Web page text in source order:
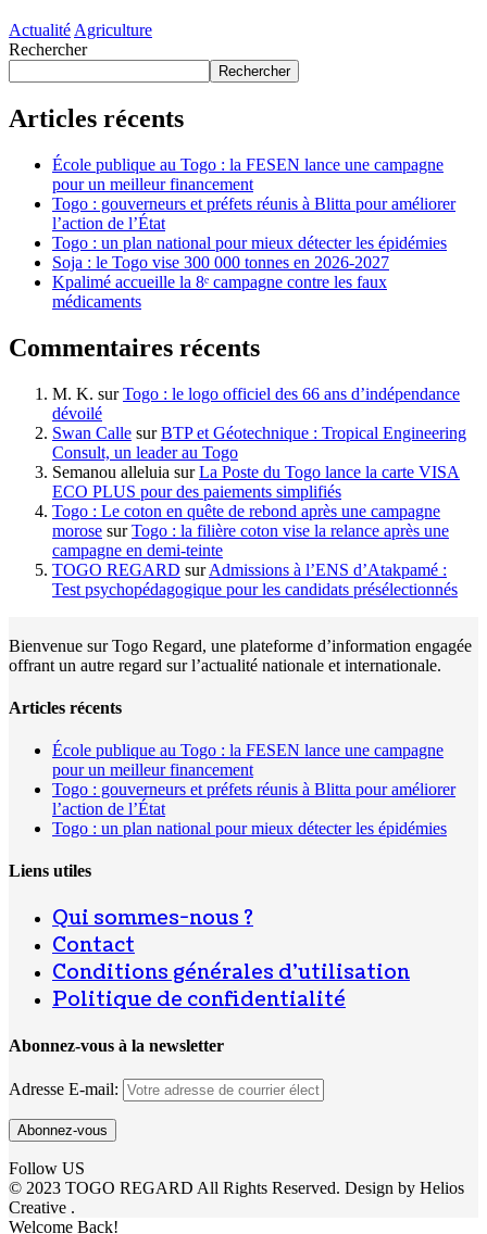
Actualité Agriculture
Rechercher
Rechercher
Articles récents
École publique au Togo : la FESEN lance une campagne
pour un meilleur financement
Togo : gouverneurs et préfets réunis à Blitta pour améliorer
l’action de l’État
Togo : un plan national pour mieux détecter les épidémies
Soja : le Togo vise 300 000 tonnes en 2026-2027
Kpalimé accueille la 8ᵉ campagne contre les faux
médicaments
Commentaires récents
M. K. surTogo : le logo officiel des 66 ans d’indépendance
dévoilé
Swan Calle surBTP et Géotechnique : Tropical Engineering
Consult, un leader au Togo
Semanou alleluia surLa Poste du Togo lance la carte VISA
ECO PLUS pour des paiements simplifiés
Togo : Le coton en quête de rebond après une campagne
morose surTogo : la filière coton vise la relance après une
campagne en demi-teinte
TOGO REGARD surAdmissions à l’ENS d’Atakpamé :
Test psychopédagogique pour les candidats présélectionnés
Bienvenue sur Togo Regard, une plateforme d’information engagée
offrant un autre regard sur l’actualité nationale et internationale.
Articles récents
École publique au Togo : la FESEN lance une campagne
pour un meilleur financement
Togo : gouverneurs et préfets réunis à Blitta pour améliorer
l’action de l’État
Togo : un plan national pour mieux détecter les épidémies
Liens utiles
Qui sommes-nous ?
Contact
Conditions générales d’utilisation
Politique de confidentialité
Abonnez-vous à la newsletter
Adresse E-mail:
Follow US
© 2023 TOGO REGARD All Rights Reserved. Design by Helios
Creative .
Welcome Back!